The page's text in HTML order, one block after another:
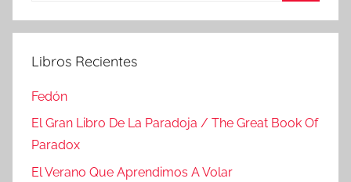
Libros Recientes
Fedón
El Gran Libro De La Paradoja / The Great Book Of
Paradox
El Verano Que Aprendimos A Volar